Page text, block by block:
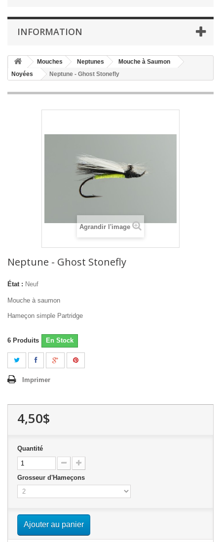
INFORMATION
Mouches Neptunes
Mouche à Saumon
Noyées
Neptune - Ghost Stonefly
Agrandir l'image
Neptune - Ghost Stonefly
État : Neuf
Mouche à saumon
Hameçon simple Partridge
6 Produits En Stock
Imprimer
4,50$
Quantité
Grosseur d'Hameçons
Ajouter au panier